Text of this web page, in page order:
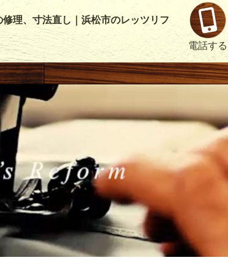
理、寸法直し｜浜松市のレッツリフ
電話する